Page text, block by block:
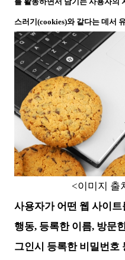
스러기(cookies)와 같다는 데서
<이미지 출
사용자가 어떤 웹 사이
행동, 등록한 이름, 방문
그인시 등록한 비밀번호